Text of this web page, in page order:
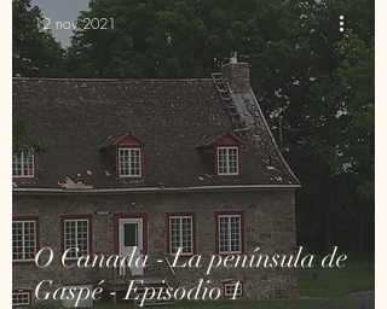
O Canada - La península de
Gaspé - Episodio 1
12 nov 2021